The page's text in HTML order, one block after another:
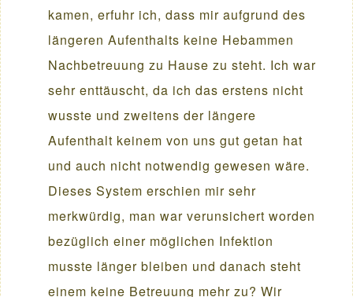
kamen, erfuhr ich, dass mir aufgrund des
längeren Aufenthalts keine Hebammen
Nachbetreuung zu Hause zu steht. Ich war
sehr enttäuscht, da ich das erstens nicht
wusste und zweitens der längere
Aufenthalt keinem von uns gut getan hat
und auch nicht notwendig gewesen wäre.
Dieses System erschien mir sehr
merkwürdig, man war verunsichert worden
bezüglich einer möglichen Infektion
musste länger bleiben und danach steht
einem keine Betreuung mehr zu? Wir